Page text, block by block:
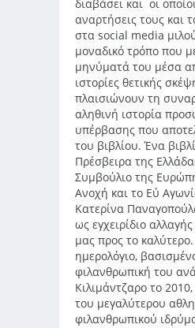
διαβάσει και οι
αναρτήσεις τους και
στα social media
μοναδικό τρόπο που
μηνύματά του μέσα
ιστορίες θετικής
πλαισιώνουν τη
αληθινή ιστορία
υπέρβασης που
του βιβλίου. Ένα
Πρέσβειρα της
Συμβούλιο της
Ανοχή και το Εύ
Κατερίνα
ως εγχειρίδιο
μας προς το
ημερολόγιο,
φιλανθρωπική του
Κιλιμάντζαρο το
του μεγαλύτερου
φιλανθρωπικού